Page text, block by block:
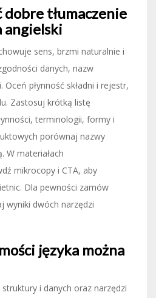
dobre tłumaczenie
angielski
sens, brzmi naturalnie i
danych, nazw
Oceń płynność składni i rejestr,
Zastosuj krótką listę
terminologii, formy i
porównaj nazwy
W materiałach
mikrocopy i CTA, aby
Dla pewności zamów
wyniki dwóch narzędzi
języka można
i danych oraz narzędzi